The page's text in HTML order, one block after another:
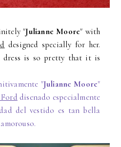
"Julianne Moore" with
designed specially for her.
is so pretty that it is
"Julianne Moore"
disenado especialmente
del vestido es tan bella